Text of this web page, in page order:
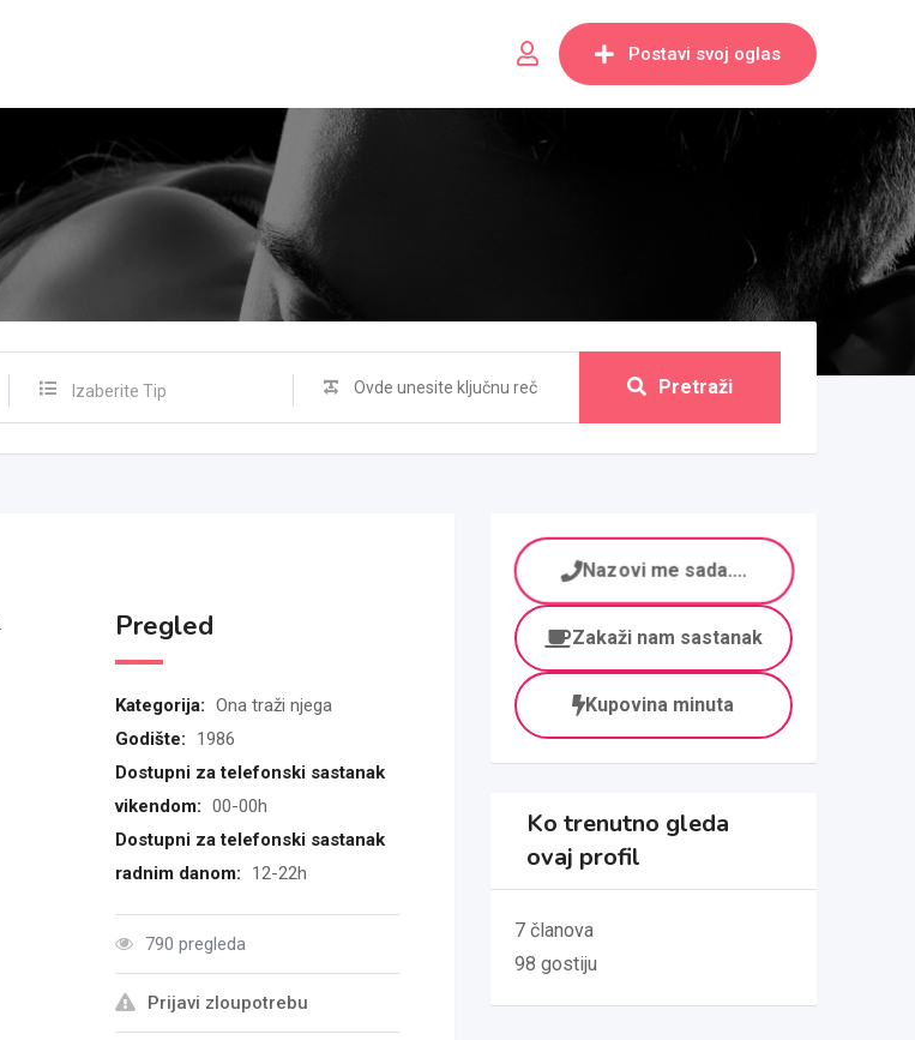
Postavi svoj oglas
Izaberite Tip Pretraži
Pregled
Kategorija: Ona traži njega
Godište:
1986
Dostupni za telefonski sastanak
vikendom: 00-00h
Dostupni za telefonski sastanak
radnim danom:
12-22h
790 pregleda
Prijavi zloupotrebu
Nazovi me sada....
Zakaži nam sastanak
Kupovina minuta
Ko trenutno gleda
ovaj profil
7 članova
98 gostiju